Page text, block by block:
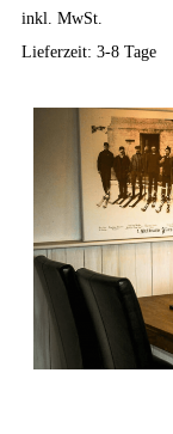
inkl. MwSt.
Lieferzeit: 3-8 Tage